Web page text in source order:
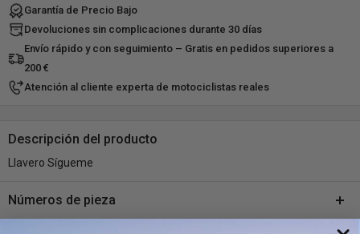
Garantía de Precio Bajo
Devoluciones sin complicaciones durante 30 días
Envío rápido y con seguimiento – Gratis en pedidos superiores a
200 €
Atención al cliente experta de motociclistas reales
Descripción del producto
Llavero Sígueme
Números de pieza